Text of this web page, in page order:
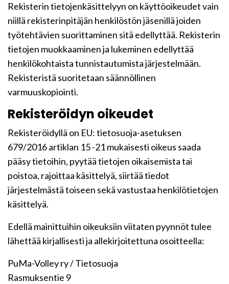
Rekisterin tietojenkäsittelyyn on käyttöoikeudet vain
niillä rekisterinpitäjän henkilöstön jäsenillä joiden
työtehtävien suorittaminen sitä edellyttää. Rekisterin
tietojen muokkaaminen ja lukeminen edellyttää
henkilökohtaista tunnistautumista järjestelmään.
Rekisteristä suoritetaan säännöllinen
varmuuskopiointi.
Rekisteröidyn oikeudet
Rekisteröidyllä on EU: tietosuoja-asetuksen
679/2016 artiklan 15 -21 mukaisesti oikeus saada
pääsy tietoihin, pyytää tietojen oikaisemista tai
poistoa, rajoittaa käsittelyä, siirtää tiedot
järjestelmästä toiseen sekä vastustaa henkilötietojen
käsittelyä.
Edellä mainittuihin oikeuksiin viitaten pyynnöt tulee
lähettää kirjallisesti ja allekirjoitettuna osoitteella:
PuMa-Volley ry / Tietosuoja
Rasmuksentie 9